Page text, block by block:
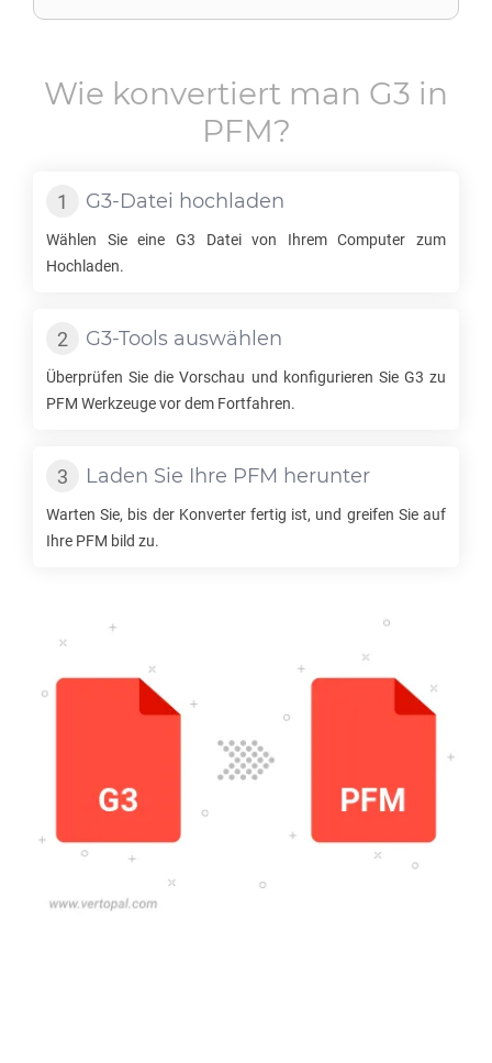
Wie konvertiert man G3 in
PFM?
G3-Datei hochladen
Wählen Sie eine G3 Datei von Ihrem Computer zum
Hochladen.
G3-Tools auswählen
Überprüfen Sie die Vorschau und konfigurieren Sie G3 zu
PFM Werkzeuge vor dem Fortfahren.
Laden Sie Ihre PFM herunter
Warten Sie, bis der Konverter fertig ist, und greifen Sie auf
Ihre PFM bild zu.